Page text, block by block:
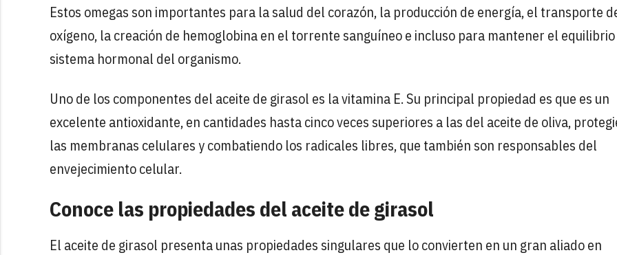
Estos omegas son importantes para la salud del corazón, la producción de energía, el transporte
oxígeno, la creación de hemoglobina en el torrente sanguíneo e incluso para mantener el
sistema hormonal del organismo.
Uno de los componentes del aceite de girasol es la vitamina E. Su principal propiedad es que es un
excelente antioxidante, en cantidades hasta cinco veces superiores a las del aceite de oliva,
las membranas celulares y combatiendo los radicales libres, que también son responsables del
envejecimiento celular.
Conoce las propiedades del aceite de girasol
El aceite de girasol presenta unas propiedades singulares que lo convierten en un gran aliado en